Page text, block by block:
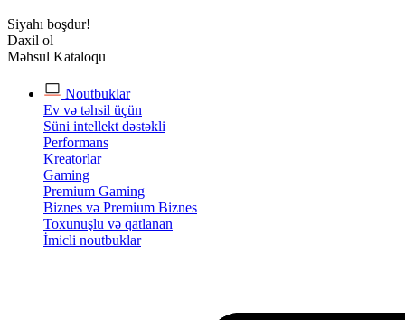
Siyahı boşdur!
Daxil ol
Məhsul Kataloqu
Noutbuklar
Ev və təhsil üçün
Süni intellekt dəstəkli
Performans
Kreatorlar
Gaming
Premium Gaming
Biznes və Premium Biznes
Toxunuşlu və qatlanan
İmicli noutbuklar